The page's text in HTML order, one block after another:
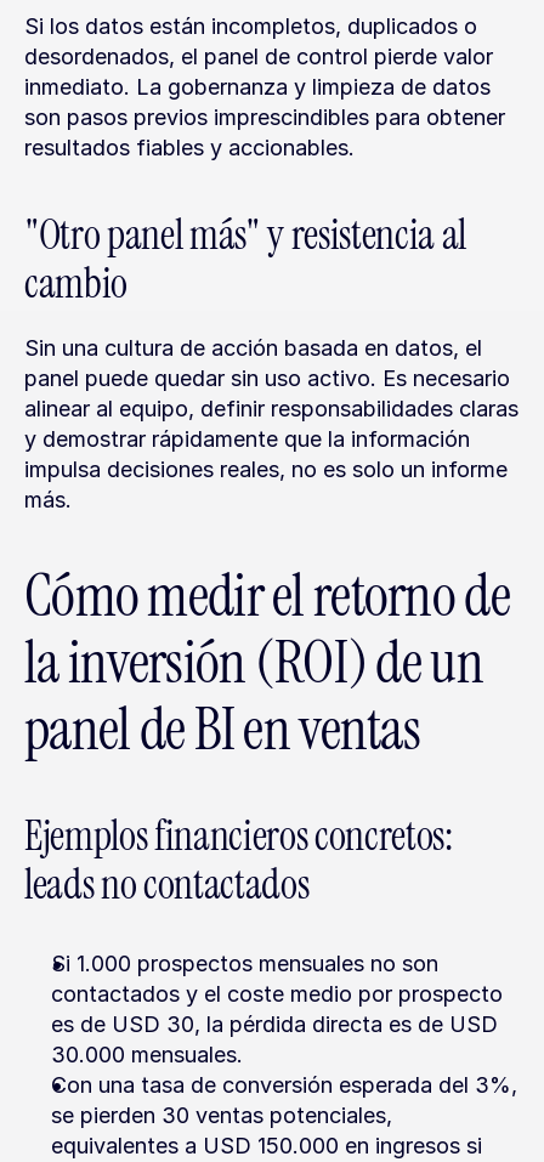
Si los datos están incompletos, duplicados o
desordenados, el panel de control pierde valor
inmediato. La gobernanza y limpieza de datos
son pasos previos imprescindibles para obtener
resultados fiables y accionables.
"Otro panel más" y resistencia al
cambio
Sin una cultura de acción basada en datos, el
panel puede quedar sin uso activo. Es necesario
alinear al equipo, definir responsabilidades claras
y demostrar rápidamente que la información
impulsa decisiones reales, no es solo un informe
más.
Cómo medir el retorno de
la inversión (ROI) de un
panel de BI en ventas
Ejemplos financieros concretos:
leads no contactados
Si 1.000 prospectos mensuales no son
contactados y el coste medio por prospecto
es de USD 30, la pérdida directa es de USD
30.000 mensuales.
Con una tasa de conversión esperada del 3%,
se pierden 30 ventas potenciales,
equivalentes a USD 150.000 en ingresos si